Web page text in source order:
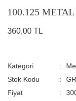
100.125
360,00 TL
Kategori
Stok Kodu
Fiyat